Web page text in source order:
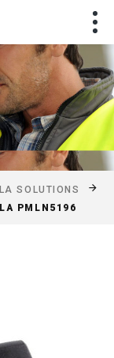
SOLUTIONS
PMLN5196